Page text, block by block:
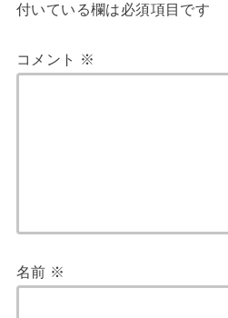
付いている欄は必須項目です
コメント ※
名前 ※